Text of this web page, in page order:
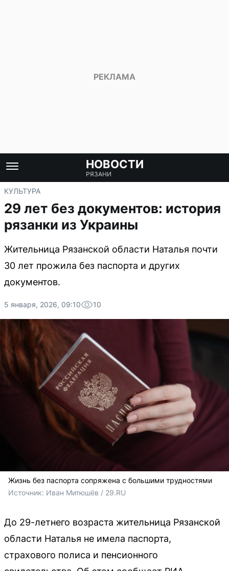
НОВОСТИ
РЯЗАНИ
КУЛЬТУРА
29 лет без документов: история
рязанки из Украины
Жительница Рязанской области Наталья почти
30 лет прожила без паспорта и других
документов.
5 января, 2026, 09:10 10
Жизнь без паспорта сопряжена с большими трудностями
Источник: Иван Митюшёв / 29.RU
До 29-летнего возраста жительница Рязанской
области Наталья не имела паспорта,
страхового полиса и пенсионного